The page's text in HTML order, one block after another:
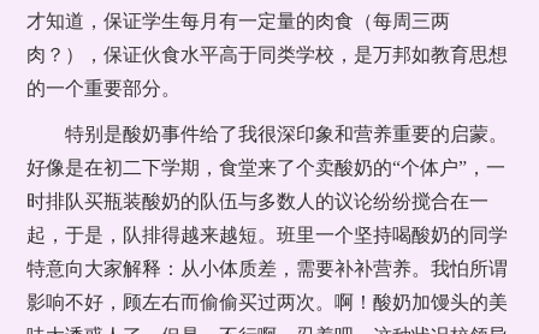
才知道，保证学生每月有一定量的肉食（每周三两
肉？），保证伙食水平高于同类学校，是万邦如教育思想
的一个重要部分。
特别是酸奶事件给了我很深印象和营养重要的启蒙。
好像是在初二下学期，食堂来了个卖酸奶的“个体户”，一
时排队买瓶装酸奶的队伍与多数人的议论纷纷搅合在一
起，于是，队排得越来越短。班里一个坚持喝酸奶的同学
特意向大家解释：从小体质差，需要补补营养。我怕所谓
影响不好，顾左右而偷偷买过两次。啊！酸奶加馒头的美